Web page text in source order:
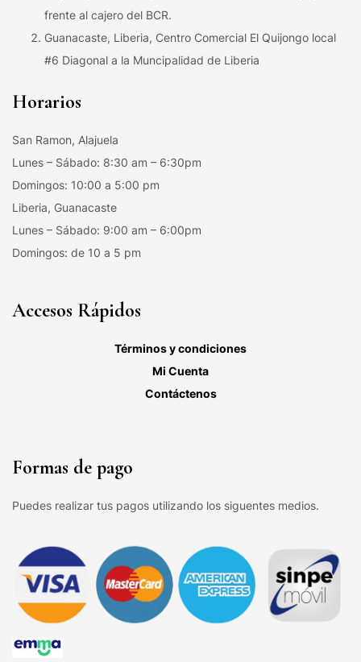
frente al cajero del BCR.
Guanacaste, Liberia, Centro Comercial El Quijongo local
#6 Diagonal a la Muncipalidad de Liberia
Horarios
San Ramon, Alajuela
Lunes – Sábado: 8:30 am – 6:30pm
Domingos: 10:00 a 5:00 pm
Liberia, Guanacaste
Lunes – Sábado: 9:00 am – 6:00pm
Domingos: de 10 a 5 pm
Accesos Rápidos
Términos y condiciones
Mi Cuenta
Contáctenos
Formas de pago
Puedes realizar tus pagos utilizando los siguentes medios.